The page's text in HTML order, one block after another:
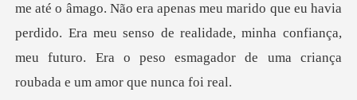
me até o âmago. Não era apenas meu marido que eu havia
per